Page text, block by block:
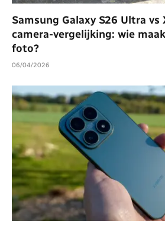
Samsung Galaxy S26 Ultra
camera-vergelijking: wie
foto?
06/04/2026